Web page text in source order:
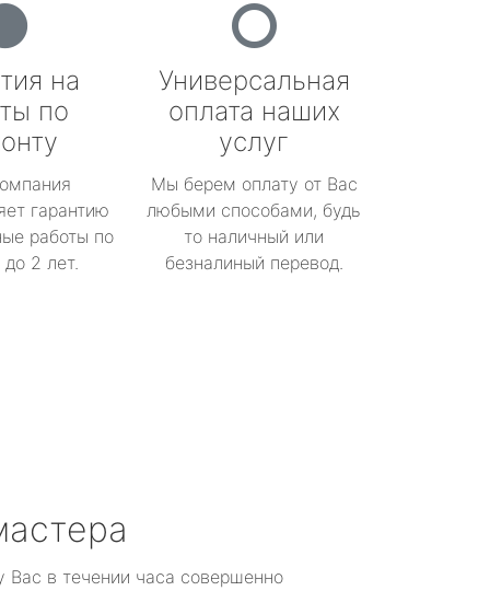
на
по
гарантию
работы по
2 лет.
Универсальная
оплата наших
услуг
Мы берем оплату от Вас
любыми способами, будь
то наличный или
безналиный перевод.
Вас в течении часа совершенно